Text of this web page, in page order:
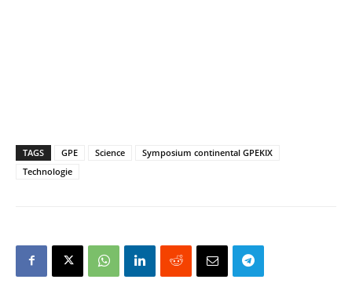
TAGS GPE Science
Symposium continental GPEKIX
Technologie